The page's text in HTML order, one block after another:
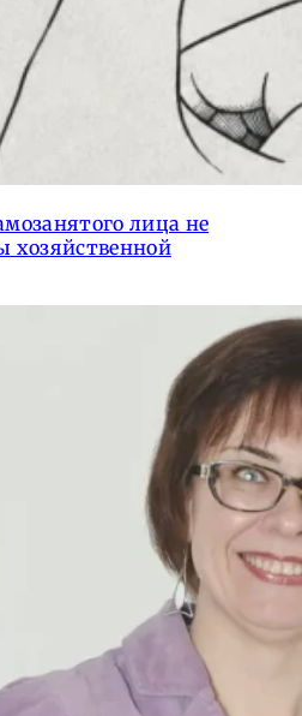
лица не
хозяйственной